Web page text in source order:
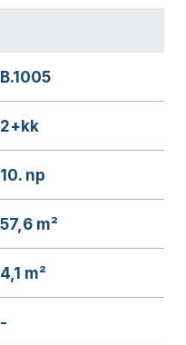
B.1005
2+kk
10. np
57,6 m²
4,1 m²
-